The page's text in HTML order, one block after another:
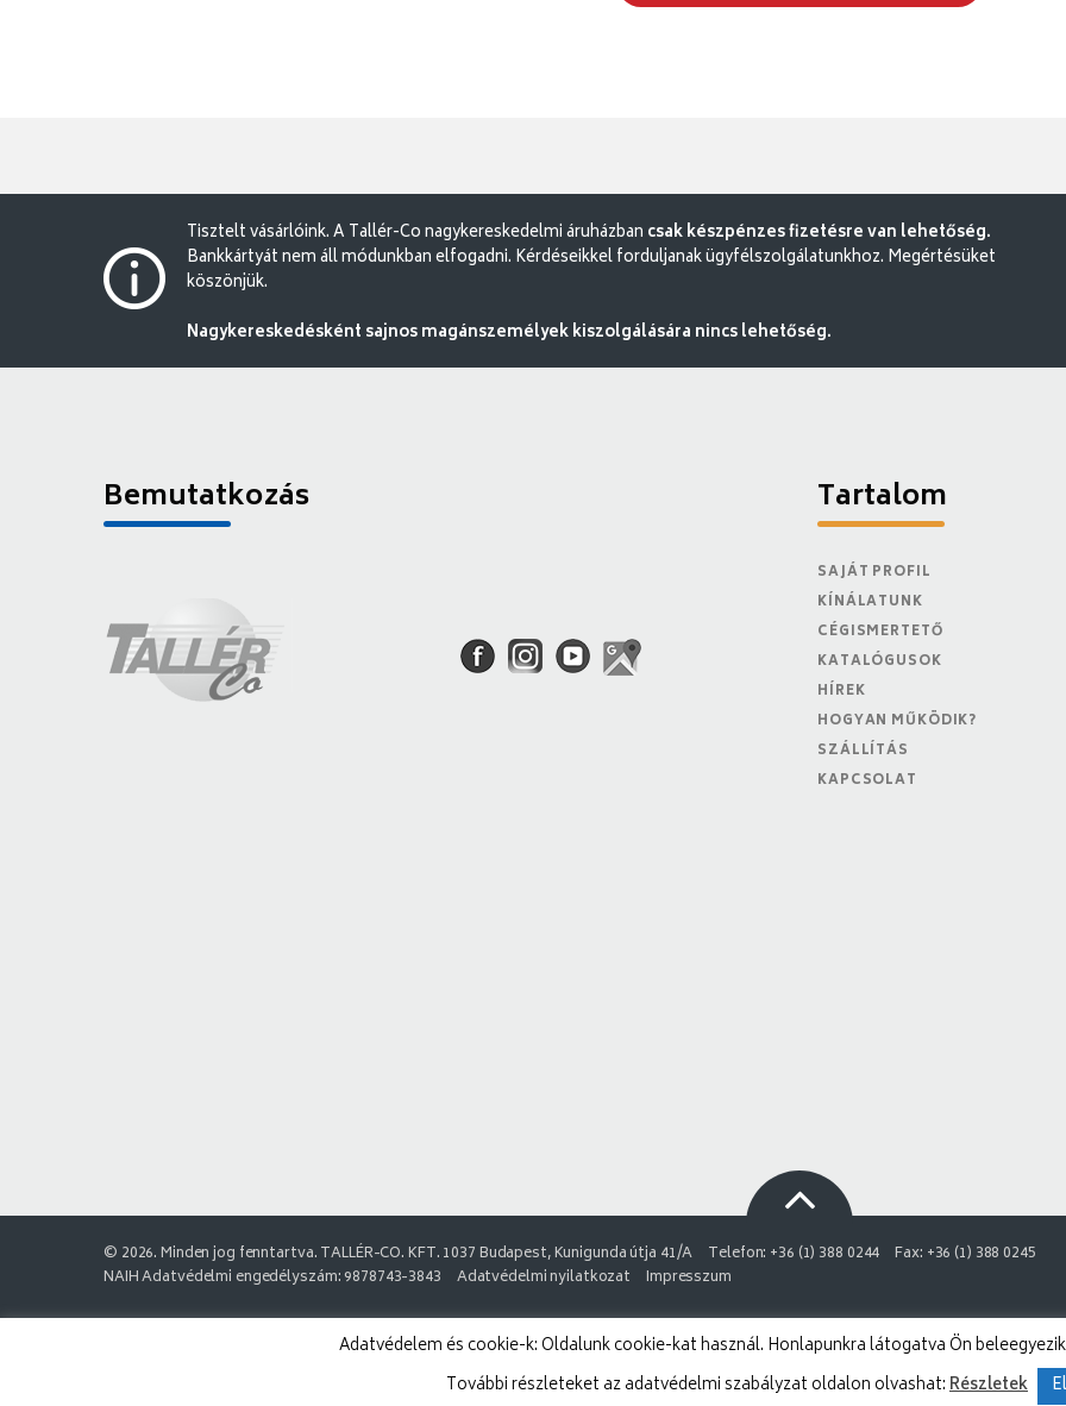
Tisztelt vásárlóink. A Tallér-Co nagykereskedelmi áruházban csak készpénzes fizetésre van lehetőség.
Bankkártyát nem áll módunkban elfogadni. Kérdéseikkel forduljanak ügyfélszolgálatunkhoz. Megértésüket
köszönjük.
Nagykereskedésként sajnos magánszemélyek kiszolgálására nincs lehetőség.
Bemutatkozás Tartalom
SAJÁT PROFIL
KÍNÁLATUNK
CÉGISMERTETŐ
KATALÓGUSOK
HÍREK
HOGYAN MŰKÖDIK?
SZÁLLÍTÁS
KAPCSOLAT
© 2026. Minden jog fenntartva. TALLÉR-CO. KFT. 1037 Budapest, Kunigunda útja 41/A Telefon: +36 (1) 388 0244
Fax: +36 (1) 388 0245
NAIH Adatvédelmi engedélyszám: 9878743-3843
Adatvédelmi nyilatkozat Impresszum
Adatvédelem és cookie-k: Oldalunk cookie-kat használ. Honlapunkra látogatva Ön
További részleteket az adatvédelmi szabályzat oldalon olvashat:Részletek